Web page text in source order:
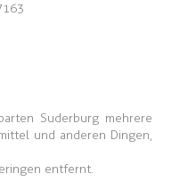
Suderburg mehrere
und anderen Dingen,
entfernt.